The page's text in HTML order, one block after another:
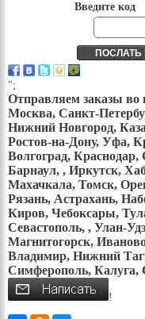
Введите код
";
Отправляем заказы во
Москва, Санкт-
Нижний Новгород,
Ростов-на-Дону, Уфа,
Волгоград,
Барнаул, , Иркутск,
Махачкала, Томск,
Рязань, Астрахань,
Киров, Чебоксары,
Севастополь, , Улан-
Магнитогорск,
Владимир, Нижний
Симферополь, Калуга,
!